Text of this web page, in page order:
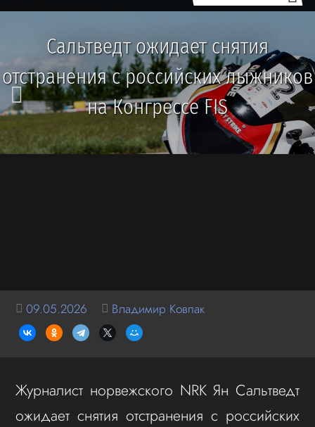
Сальтведт ожидает снятия
отстранения с российских лыжников
на Конгрессе FIS
09.05.2026 Владимир Ковпак
Журналист норвежского NRK Ян Сальтведт
ожидает снятия отстранения с российских